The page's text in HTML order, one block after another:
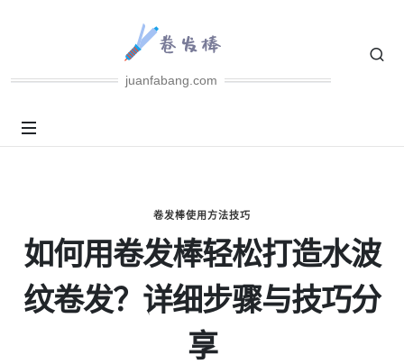
juanfabang.com
卷发棒使用方法技巧
如何用卷发棒轻松打造水波
纹卷发？详细步骤与技巧分
享